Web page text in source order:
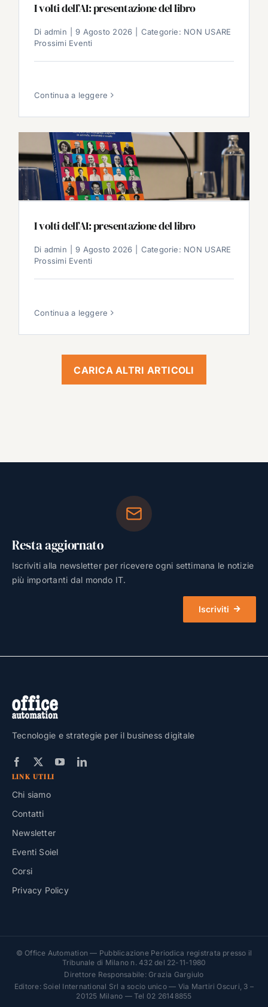
I volti dell’AI: presentazione del libro
Di admin 9 Agosto 2026 Categorie: NON USARE
Prossimi Eventi
Continua a leggere
I volti dell’AI: presentazione del libro
Di admin 9 Agosto 2026 Categorie: NON USARE
Prossimi Eventi
Continua a leggere
CARICA ALTRI ARTICOLI
Resta aggiornato
Iscriviti alla newsletter per ricevere ogni settimana le notizie
più importanti dal mondo IT.
Iscriviti
Tecnologie e strategie per il business digitale
LINK UTILI
Chi siamo
Contatti
Newsletter
Eventi Soiel
Corsi
Privacy Policy
© Office Automation — Pubblicazione Periodica registrata presso il
Tribunale di Milano n. 432 del 22-11-1980
Direttore Responsabile: Grazia Gargiulo
Editore: Soiel International Srl a socio unico — Via Martiri Oscuri, 3 –
20125 Milano — Tel 02 26148855